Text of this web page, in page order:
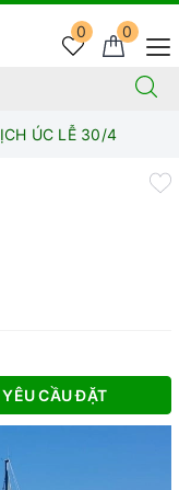
0
0
ÚC LỄ 30/4
YÊU CẦU ĐẶT